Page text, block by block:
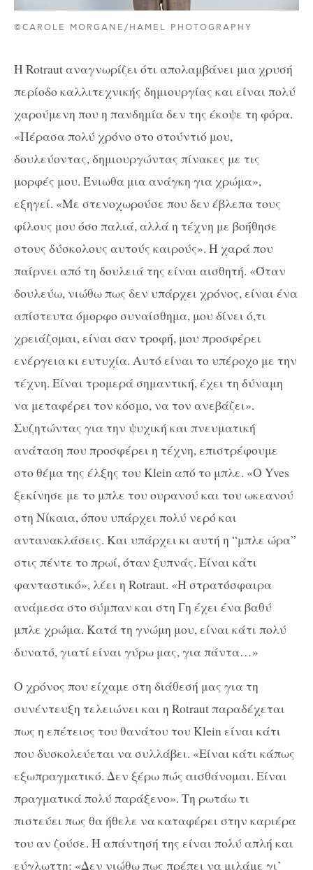
©CAROLE MORGANE/HAMEL PHOTOGRAPHY
Η Rotrautαναγνωρίζει ότι απολαμβάνει μια χρυσή
περίοδο καλλιτεχνικής δημιουργίας και είναι πολύ
χαρούμενη που η πανδημία δεν της έκοψε τη φόρα.
«Πέρασα πολύ χρόνο στο στούντιό μου,
δουλεύοντας, δημιουργώντας πίνακες με τις
μορφές μου. Ένιωθα μια ανάγκη για χρώμα»,
εξηγεί. «Με στενοχωρούσε που δεν έβλεπα τους
φίλους μου όσο παλιά, αλλά η τέχνη με βοήθησε
στους δύσκολους αυτούς καιρούς». Η χαρά που
παίρνει από τη δουλειά της είναι αισθητή. «Όταν
δουλεύω, νιώθω πως δεν υπάρχει χρόνος, είναι ένα
απίστευτα όμορφο συναίσθημα, μου δίνει ό,τι
χρειάζομαι, είναι σαν τροφή, μου προσφέρει
ενέργεια κι ευτυχία. Αυτό είναι το υπέροχο με την
τέχνη. Είναι τρομερά σημαντική, έχει τη δύναμη
να μεταφέρει τον κόσμο, να τον ανεβάζει».
Συζητώντας για την ψυχική και πνευματική
ανάταση που προσφέρει η τέχνη, επιστρέφουμε
στο θέμα της έλξης του Kleinαπό το μπλε. «Ο Yves
ξεκίνησε με το μπλε του ουρανού και του ωκεανού
στη Νίκαια, όπου υπάρχει πολύ νερό και
αντανακλάσεις. Και υπάρχει κι αυτή η “μπλε ώρα”
στις πέντε το πρωί, όταν ξυπνάς. Είναι κάτι
φανταστικό», λέει η Rotraut. «Η στρατόσφαιρα
ανάμεσα στο σύμπαν και στη Γη έχει ένα βαθύ
μπλε χρώμα. Κατά τη γνώμη μου, είναι κάτι πολύ
δυνατό, γιατί είναι γύρω μας, για πάντα…»
Ο χρόνος που είχαμε στη διάθεσή μας για τη
συνέντευξη τελειώνει και η Rotrautπαραδέχεται
πως η επέτειος του θανάτου του Kleinείναι κάτι
που δυσκολεύεται να συλλάβει. «Είναι κάτι κάπως
εξωπραγματικό. Δεν ξέρω πώς αισθάνομαι. Είναι
πραγματικά πολύ παράξενο». Τη ρωτάω τι
πιστεύει πως θα ήθελε να καταφέρει στην καριέρα
του αν ζούσε. Η απάντησή της είναι πολύ απλή και
εύγλωττη: «Δεν νιώθω πως πρέπει να μιλάμε γι’